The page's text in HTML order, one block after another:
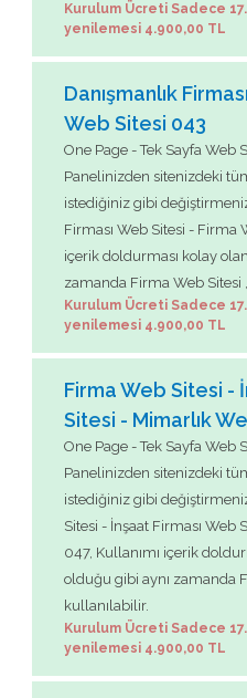
Kurulum Ücreti Sadece
yenilemesi 4.900,00 TL
Danışmanlık
Web Sitesi 043
One Page - Tek Sayfa Web
Panelinizden sitenizdeki
istediğiniz gibi
Firması Web Sitesi - Firma
içerik doldurması kolay
zamanda Firma Web Sitesi
Kurulum Ücreti Sadece
yenilemesi 4.900,00 TL
Firma Web Sitesi -
Sitesi - Mimarlık
One Page - Tek Sayfa Web
Panelinizden sitenizdeki
istediğiniz gibi
Sitesi - İnşaat Firması Web
047, Kullanımı içerik
olduğu gibi aynı zamanda
kullanılabilir.
Kurulum Ücreti Sadece
yenilemesi 4.900,00 TL